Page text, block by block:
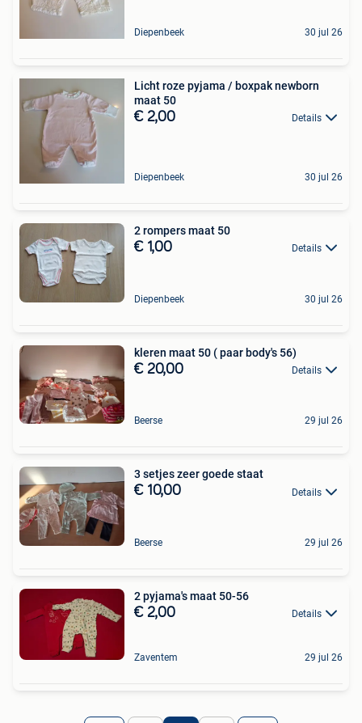
Diepenbeek 30 jul 26
Licht roze pyjama / boxpak newborn
maat 50
€ 2,00 Details
Diepenbeek 30 jul 26
2 rompers maat 50
€ 1,00 Details
Diepenbeek 30 jul 26
kleren maat 50 ( paar body's 56)
€ 20,00 Details
Beerse 29 jul 26
3 setjes zeer goede staat
€ 10,00 Details
Beerse 29 jul 26
2 pyjama's maat 50-56
€ 2,00 Details
Zaventem 29 jul 26